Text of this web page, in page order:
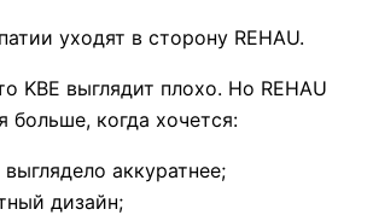
уходят в сторону REHAU.
KBE выглядит плохо. Но REHAU
больше, когда хочется:
аккуратнее;
дизайн;